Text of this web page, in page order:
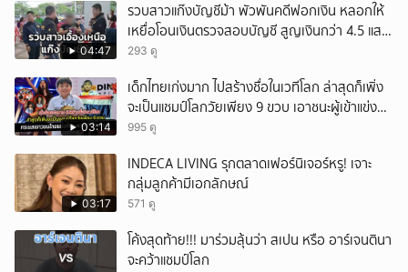
04:47
รวบสาวแก๊งบัญชีม้า พัวพันคดีฟอกเงิน หลอกให้
เหยื่อโอนเงินตรวจสอบบัญชี สูญเงินกว่า 4.5 แสน
บาท
293 ดู
03:14
เด็กไทยเก่งมาก ไปสร้างชื่อในเวทีโลก ล่าสุดก็เพิ่ง
จะเป็นแชมป์โลกวัยเพียง 9 ขวบ เอาชนะผู้เข้าแข่งขัน
กว่า 38,000 คน
995 ดู
03:17
INDECA LIVING รุกตลาดเฟอร์นิเจอร์หรู! เจาะ
กลุ่มลูกค้ามีเอกลักษณ์
571 ดู
โค้งสุดท้าย!!! มาร่วมลุ้นว่า สเปน หรือ อาร์เจนตินา
จะคว้าแชมป์โลก